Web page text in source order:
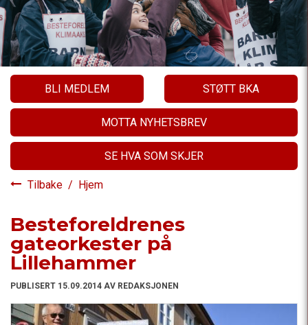
BLI MEDLEM STØTT BKA
MOTTA NYHETSBREV
SE HVA SOM SKJER
Tilbake / Hjem
Besteforeldrenes
gateorkester på
Lillehammer
PUBLISERT 15.09.2014 AV REDAKSJONEN